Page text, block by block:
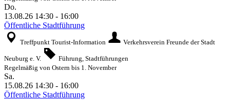
Do.
13.08.26 14:30 - 16:00
Öffentliche Stadtführung
Treffpunkt Tourist-Information Verkehrsverein Freunde der Stadt
Neuburg e. V.
Führung, Stadtführungen
Regelmäßig von Ostern bis 1. November
Sa.
15.08.26 14:30 - 16:00
Öffentliche Stadtführung